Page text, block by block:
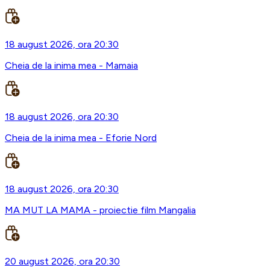
18 august 2026, ora 20:30
Cheia de la inima mea - Mamaia
18 august 2026, ora 20:30
Cheia de la inima mea - Eforie Nord
18 august 2026, ora 20:30
MA MUT LA MAMA - proiectie film Mangalia
20 august 2026, ora 20:30